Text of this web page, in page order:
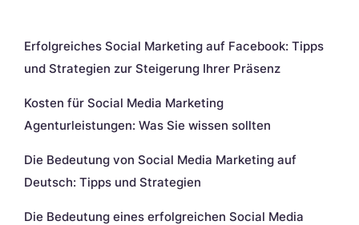
Erfolgreiches Social Marketing auf Facebook: Tipps
und Strategien zur Steigerung Ihrer Präsenz
Kosten für Social Media Marketing
Agenturleistungen: Was Sie wissen sollten
Die Bedeutung von Social Media Marketing auf
Deutsch: Tipps und Strategien
Die Bedeutung eines erfolgreichen Social Media